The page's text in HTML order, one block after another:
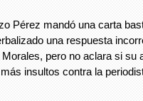
Pérez mandó una carta
una respuesta
pero no aclara si su
insultos contra la